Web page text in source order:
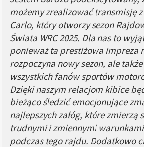
możemy zrealizować transmisję
Carlo, który otworzy sezon
Świata WRC 2025. Dla nas to
ponieważ ta prestiżowa impreza
rozpoczyna nowy sezon, ale
wszystkich fanów sportów
Dzięki naszym relacjom kibice
bieżąco śledzić emocjonujące
najlepszych załóg, które zmierzą
trudnymi i zmiennymi
podczas tego rajdu. Dodatkowo